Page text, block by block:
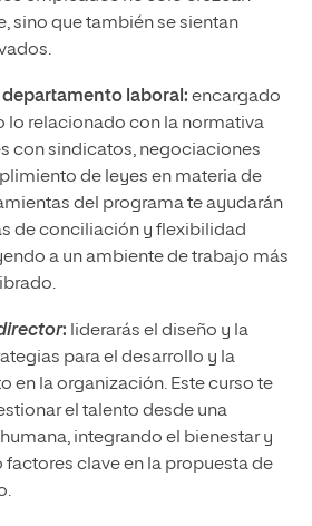
sino que también se sientan
departamento laboral: encargado
lo relacionado con la normativa
con sindicatos, negociaciones
de leyes en materia de
del programa te ayudarán
de conciliación y flexibilidad
a un ambiente de trabajo más
: liderarás el diseño y la
para el desarrollo y la
en la organización. Este curso te
el talento desde una
integrando el bienestar y
factores clave en la propuesta de